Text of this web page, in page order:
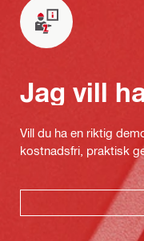
Jag vill
Vill du ha en riktig
kostnadsfri, praktisk